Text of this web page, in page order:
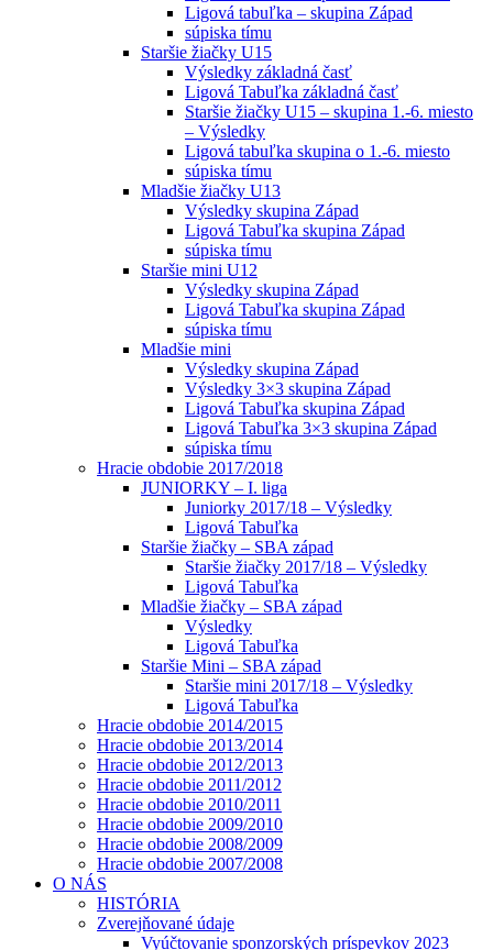
Ligová tabuľka – skupina Západ
súpiska tímu
Staršie žiačky U15
Výsledky základná časť
Ligová Tabuľka základná časť
Staršie žiačky U15 – skupina 1.-6. miesto
– Výsledky
Ligová tabuľka skupina o 1.-6. miesto
súpiska tímu
Mladšie žiačky U13
Výsledky skupina Západ
Ligová Tabuľka skupina Západ
súpiska tímu
Staršie mini U12
Výsledky skupina Západ
Ligová Tabuľka skupina Západ
súpiska tímu
Mladšie mini
Výsledky skupina Západ
Výsledky 3×3 skupina Západ
Ligová Tabuľka skupina Západ
Ligová Tabuľka 3×3 skupina Západ
súpiska tímu
Hracie obdobie 2017/2018
JUNIORKY – I. liga
Juniorky 2017/18 – Výsledky
Ligová Tabuľka
Staršie žiačky – SBA západ
Staršie žiačky 2017/18 – Výsledky
Ligová Tabuľka
Mladšie žiačky – SBA západ
Výsledky
Ligová Tabuľka
Staršie Mini – SBA západ
Staršie mini 2017/18 – Výsledky
Ligová Tabuľka
Hracie obdobie 2014/2015
Hracie obdobie 2013/2014
Hracie obdobie 2012/2013
Hracie obdobie 2011/2012
Hracie obdobie 2010/2011
Hracie obdobie 2009/2010
Hracie obdobie 2008/2009
Hracie obdobie 2007/2008
O NÁS
HISTÓRIA
Zverejňované údaje
Vyúčtovanie sponzorských príspevkov 2023